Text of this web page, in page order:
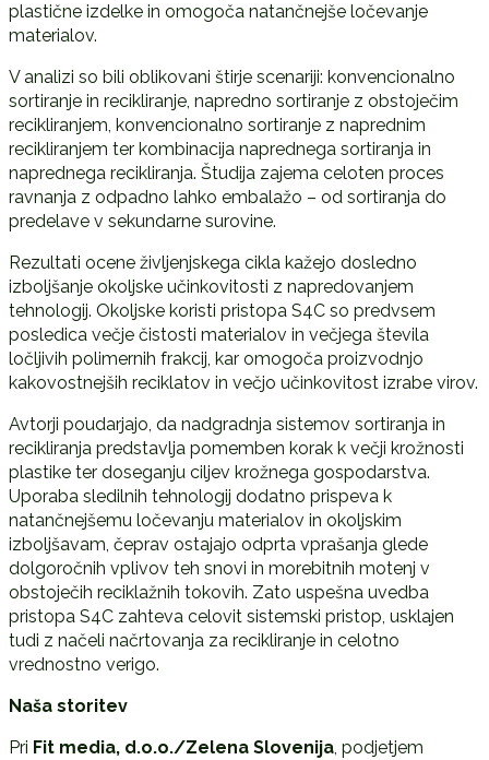
plastične izdelke in omogoča natančnejše ločevanje
materialov.
V analizi so bili oblikovani štirje scenariji: konvencionalno
sortiranje in recikliranje, napredno sortiranje z obstoječim
recikliranjem, konvencionalno sortiranje z naprednim
recikliranjem ter kombinacija naprednega sortiranja in
naprednega recikliranja. Študija zajema celoten proces
ravnanja z odpadno lahko embalažo – od sortiranja do
predelave v sekundarne surovine.
Rezultati ocene življenjskega cikla kažejo dosledno
izboljšanje okoljske učinkovitosti z napredovanjem
tehnologij. Okoljske koristi pristopa S4C so predvsem
posledica večje čistosti materialov in večjega števila
ločljivih polimernih frakcij, kar omogoča proizvodnjo
kakovostnejših reciklatov in večjo učinkovitost izrabe virov.
Avtorji poudarjajo, da nadgradnja sistemov sortiranja in
recikliranja predstavlja pomemben korak k večji krožnosti
plastike ter doseganju ciljev krožnega gospodarstva.
Uporaba sledilnih tehnologij dodatno prispeva k
natančnejšemu ločevanju materialov in okoljskim
izboljšavam, čeprav ostajajo odprta vprašanja glede
dolgoročnih vplivov teh snovi in morebitnih motenj v
obstoječih reciklažnih tokovih. Zato uspešna uvedba
pristopa S4C zahteva celovit sistemski pristop, usklajen
tudi z načeli načrtovanja za recikliranje in celotno
vrednostno verigo.
Naša storitev
Pri Fit media, d.o.o./Zelena Slovenija, podjetjem